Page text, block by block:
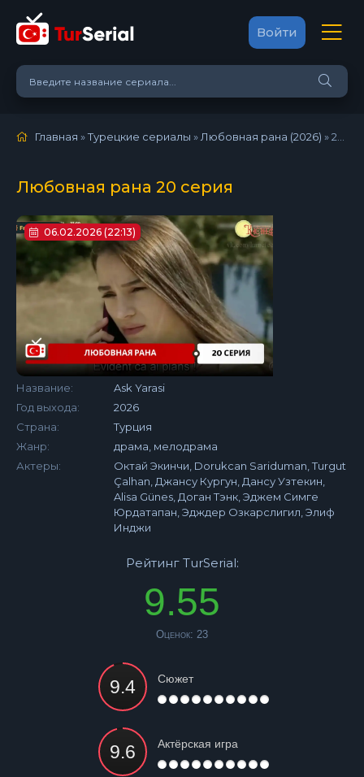
Войти
Главная »Турецкие сериалы » Любовная рана (2026) »20 серия
Любовная рана 20 серия
06.02.2026 (22:13)
Название:
Ask Yarasi
Год выхода:
2026
Страна:
Турция
Жанр:
драма, мелодрама
Актеры:
Октай Экинчи, Dorukcan Sariduman, Turgut
Çalhan, Джансу Кургун, Дансу Узтекин,
Alisa Günes, Доган Тэнк, Эджем Симге
Юрдатапан, Эдждер Озкарслигил, Элиф
Инджи
Рейтинг TurSerial:
9.55
Оценок: 23
Сюжет
Актёрская игра